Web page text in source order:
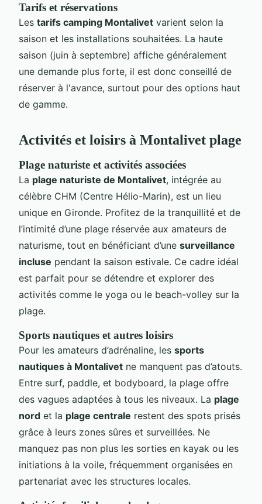
Tarifs et réservations
Les tarifs camping Montalivet varient selon la
saison et les installations souhaitées. La haute
saison (juin à septembre) affiche généralement
une demande plus forte, il est donc conseillé de
réserver à l'avance, surtout pour des options haut
de gamme.
Activités et loisirs à Montalivet plage
Plage naturiste et activités associées
La plage naturiste de Montalivet, intégrée au
célèbre CHM (Centre Hélio-Marin), est un lieu
unique en Gironde. Profitez de la tranquillité et de
l’intimité d’une plage réservée aux amateurs de
naturisme, tout en bénéficiant d’une surveillance
incluse pendant la saison estivale. Ce cadre idéal
est parfait pour se détendre et explorer des
activités comme le yoga ou le beach-volley sur la
plage.
Sports nautiques et autres loisirs
Pour les amateurs d’adrénaline, les sports
nautiques à Montalivet ne manquent pas d’atouts.
Entre surf, paddle, et bodyboard, la plage offre
des vagues adaptées à tous les niveaux. La plage
nord et la plage centrale restent des spots prisés
grâce à leurs zones sûres et surveillées. Ne
manquez pas non plus les sorties en kayak ou les
initiations à la voile, fréquemment organisées en
partenariat avec les structures locales.